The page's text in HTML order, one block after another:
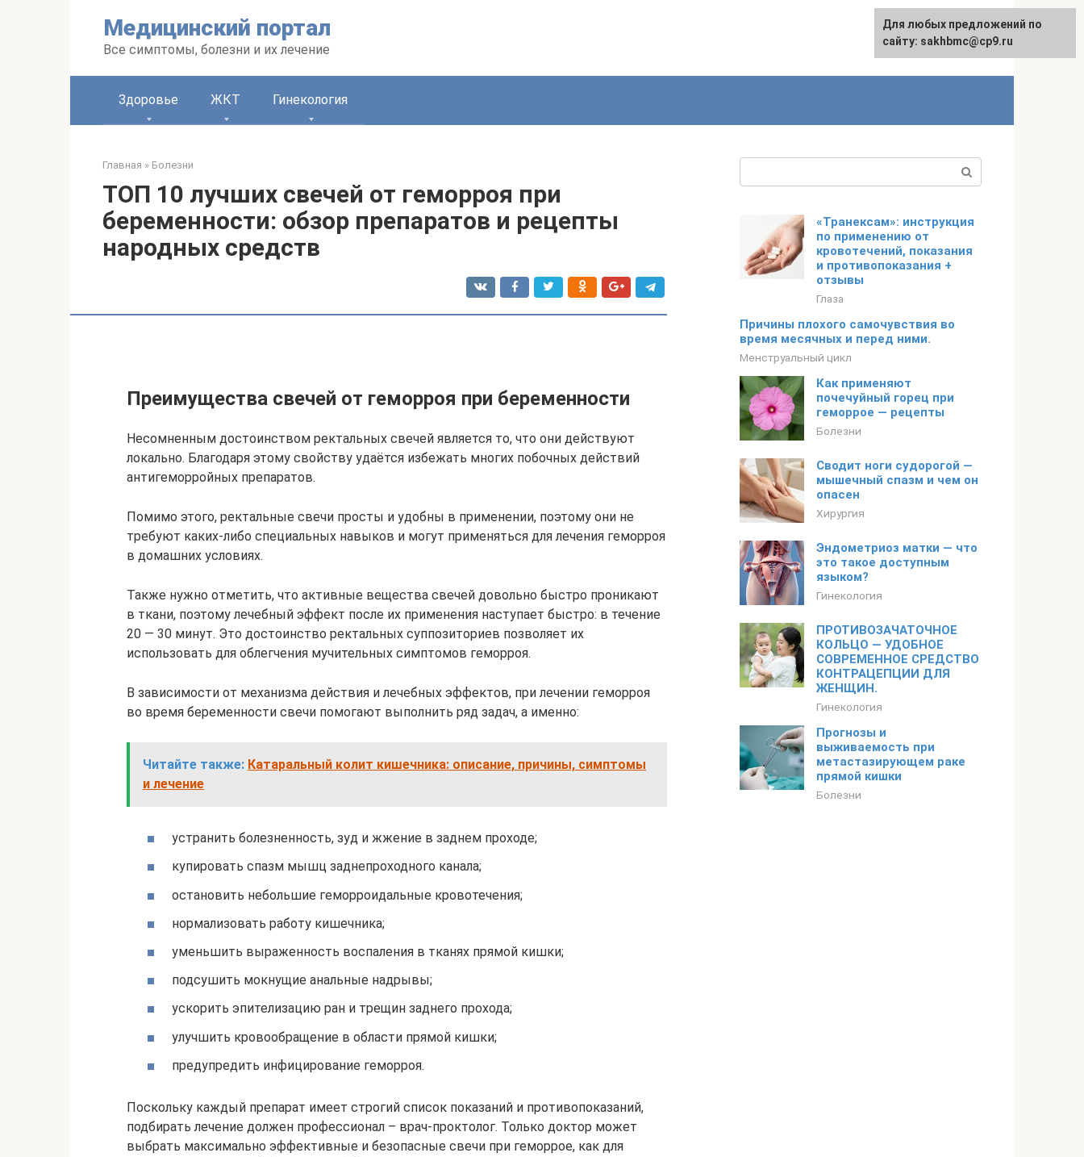
Медицинский портал
Все симптомы, болезни и их лечение
English
Здоровье ЖКТ Гинекология
Главная » Болезни
ТОП 10 лучших свечей от геморроя при
беременности: обзор препаратов и рецепты
народных средств
Преимущества свечей от геморроя при беременности
Несомненным достоинством ректальных свечей является то, что они действуют
локально. Благодаря этому свойству удаётся избежать многих побочных действий
антигеморройных препаратов.
Помимо этого, ректальные свечи просты и удобны в применении, поэтому они не
требуют каких-либо специальных навыков и могут применяться для лечения геморроя
в домашних условиях.
Также нужно отметить, что активные вещества свечей довольно быстро проникают
в ткани, поэтому лечебный эффект после их применения наступает быстро: в течение
20 — 30 минут. Это достоинство ректальных суппозиториев позволяет их
использовать для облегчения мучительных симптомов геморроя.
В зависимости от механизма действия и лечебных эффектов, при лечении геморроя
во время беременности свечи помогают выполнить ряд задач, а именно:
Читайте также: Катаральный колит кишечника: описание, причины, симптомы
и лечение
устранить болезненность, зуд и жжение в заднем проходе;
купировать спазм мышц заднепроходного канала;
остановить небольшие геморроидальные кровотечения;
нормализовать работу кишечника;
уменьшить выраженность воспаления в тканях прямой кишки;
подсушить мокнущие анальные надрывы;
ускорить эпителизацию ран и трещин заднего прохода;
улучшить кровообращение в области прямой кишки;
предупредить инфицирование геморроя.
Поскольку каждый препарат имеет строгий список показаний и противопоказаний,
подбирать лечение должен профессионал – врач-проктолог. Только доктор может
выбрать максимально эффективные и безопасные свечи при геморрое, как для
«Транексам»: инструкция
по применению от
кровотечений, показания
и противопоказания +
отзывы
Глаза
Причины плохого самочувствия во
время месячных и перед ними.
Менструальный цикл
Как применяют
почечуйный горец при
геморрое — рецепты
Болезни
Сводит ноги судорогой —
мышечный спазм и чем он
опасен
Хирургия
Эндометриоз матки — что
это такое доступным
языком?
Гинекология
ПРОТИВОЗАЧАТОЧНОЕ
КОЛЬЦО — УДОБНОЕ
СОВРЕМЕННОЕ СРЕДСТВО
КОНТРАЦЕПЦИИ ДЛЯ
ЖЕНЩИН.
Гинекология
Прогнозы и
выживаемость при
метастазирующем раке
прямой кишки
Болезни
Для любых предложений по
сайту: sakhbmc@cp9.ru